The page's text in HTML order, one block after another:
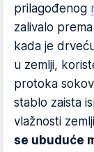
prilagođenog
zalivalo
kada je
u zemlji,
protoka
stablo zaista
vlažnosti
se ubuduće